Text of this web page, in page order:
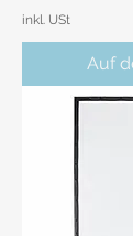
inkl. USt
Auf